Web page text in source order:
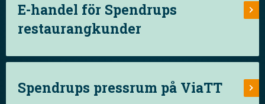
E-handel för Spendrups
restaurangkunder
Spendrups pressrum på ViaTT